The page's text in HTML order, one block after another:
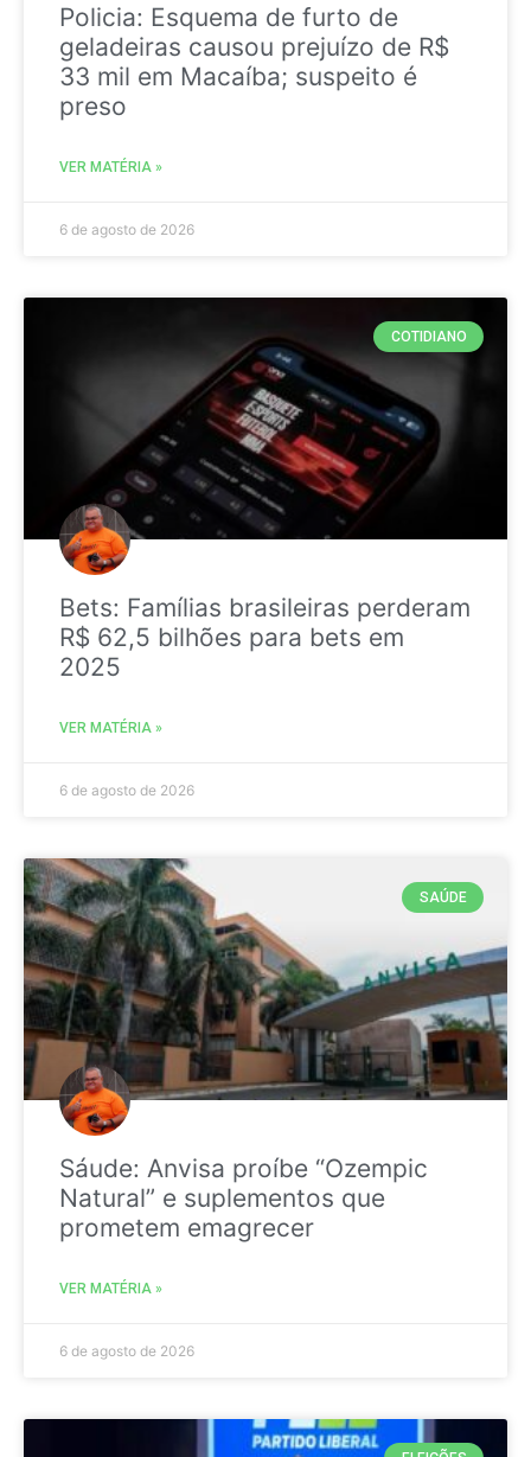
Policia: Esquema de furto de
geladeiras causou prejuízo de R$
33 mil em Macaíba; suspeito é
preso
VER MATÉRIA »
6 de agosto de 2026
COTIDIANO
Bets: Famílias brasileiras perderam
R$ 62,5 bilhões para bets em
2025
VER MATÉRIA »
6 de agosto de 2026
SAÚDE
Sáude: Anvisa proíbe “Ozempic
Natural” e suplementos que
prometem emagrecer
VER MATÉRIA »
6 de agosto de 2026